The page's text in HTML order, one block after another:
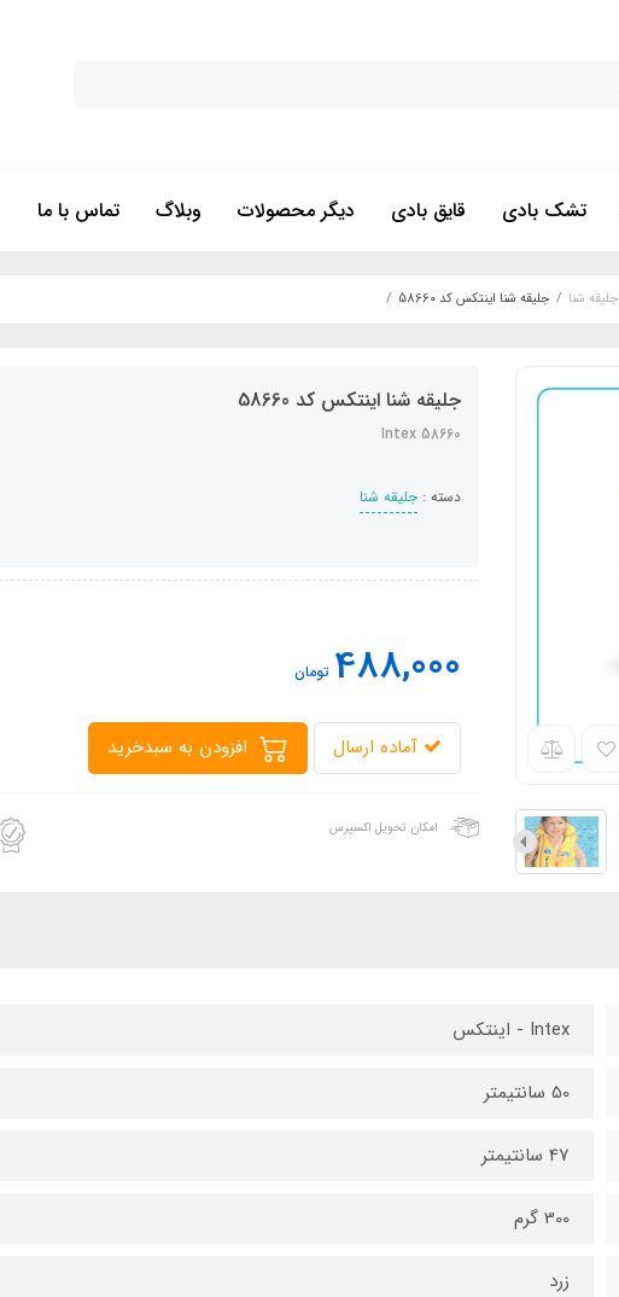
تشک بادی قایق بادی دیگر محصولات وبلاگ تماس با ما
جلیقه شنا جلیقه شنا اینتکس کد 58660
جلیقه شنا اینتکس کد 58660
Intex 58660
دسته : جلیقه شنا
488,000 تومان
آماده ارسال
امکان تحویل اکسپرس
Intex - اینتکس
50 سانتیمتر
47 سانتیمتر
300 گرم
زرد